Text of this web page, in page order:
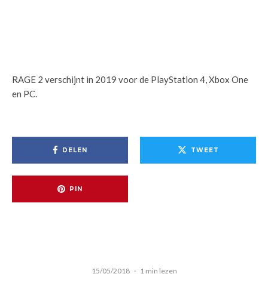
RAGE 2 verschijnt in 2019 voor de PlayStation 4, Xbox One
en PC.
DELEN TWEET
PIN
15/05/2018 · 1 min lezen